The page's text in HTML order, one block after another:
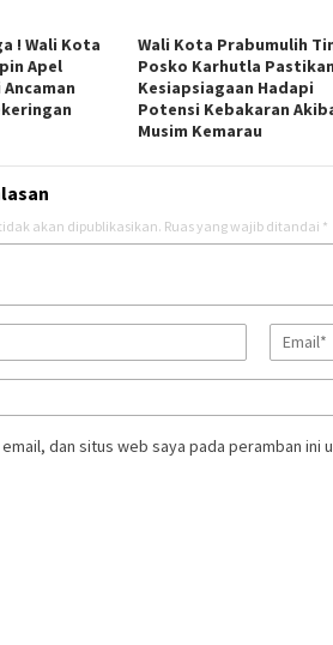
! Wali Kota
Apel
Wali Kota Prabumulih
Posko Karhutla Pastikan
Kesiapsiagaan Hadapi
Potensi Kebakaran
Musim Kemarau
akan dipublikasikan. Ruas yang wajib ditandai *
email, dan situs web saya pada peramban ini